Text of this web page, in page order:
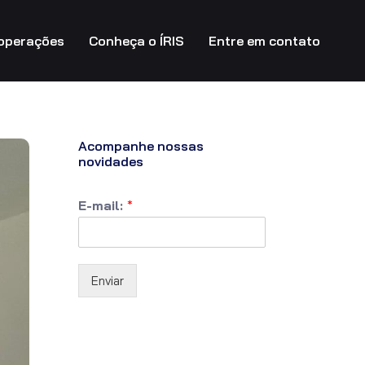
Conheça o ÍRIS Entre em contato
Acompanhe nossas
novidades
E-mail: *
Enviar